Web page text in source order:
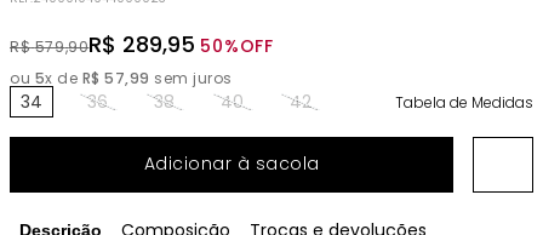
R$ 579,90R$ 289,95 50%OFF
ou 5x de R$ 57,99 sem juros
34 36 38 40 42 Tabela de Medidas
Adicionar à sacola
Descrição Composição Trocas e devoluções